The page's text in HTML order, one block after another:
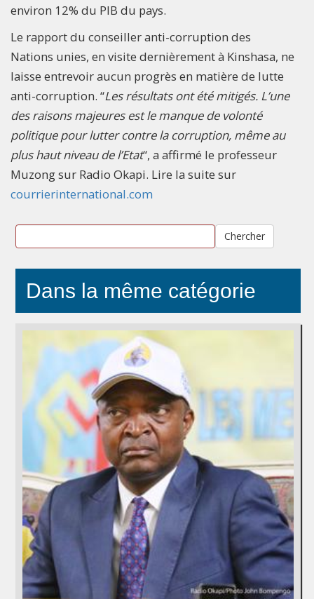
environ 12% du PIB du pays.
Le rapport du conseiller anti-corruption des
Nations unies, en visite dernièrement à Kinshasa, ne
laisse entrevoir aucun progrès en matière de lutte
anti-corruption. “Les résultats ont été mitigés. L’une
des raisons majeures est le manque de volonté
politique pour lutter contre la corruption, même au
plus haut niveau de l’Etat“, a affirmé le professeur
Muzong sur Radio Okapi. Lire la suite sur
courrierinternational.com
Chercher
Dans la même catégorie